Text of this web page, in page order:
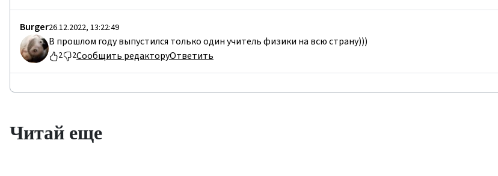
Burger26.12.2022, 13:22:49
В прошлом году выпустился только один учитель физики на всю страну)))
2 2Сообщить редакторуОтветить
Читай еще